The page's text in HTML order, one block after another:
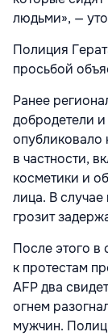
людьми», —
Полиция
просьбой
Ранее
добродетели
в частности,
косметики и
лица. В
грозит
После этого в
к протестам
AFP два
огнем
мужчин.